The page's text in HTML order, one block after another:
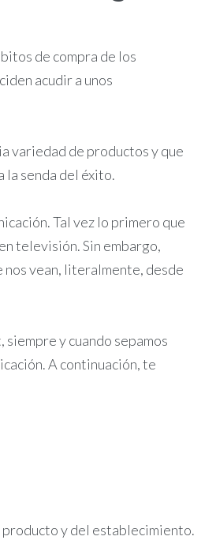
de compra de los
acudir a unos
variedad de productos y que
la senda del éxito.
Tal vez lo primero que
televisión. Sin embargo,
nos vean, literalmente, desde
y cuando sepamos
A continuación, te
y del establecimiento.